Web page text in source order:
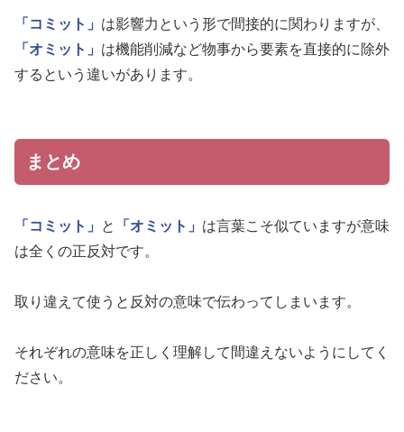
「コミット」 は影響力という形で間接的に関わりますが、
「オミット」 は機能削減など物事から要素を直接的に除外
するという違いがあります。
まとめ
「コミット」 と 「オミット」 は言葉こそ似ていますが意味
は全くの正反対です。
取り違えて使うと反対の意味で伝わってしまいます。
それぞれの意味を正しく理解して間違えないようにしてく
ださい。